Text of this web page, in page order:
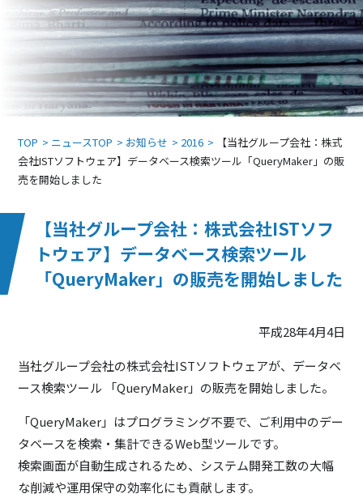
TOP ニュースTOP お知らせ 2016
【当社グループ会社：株式
会社ISTソフトウェア】データベース検索ツール「QueryMaker」の販
売を開始しました
【当社グループ会社：株式会社ISTソフ
トウェア】データベース検索ツール
「QueryMaker」の販売を開始しました
平成28年4月4日
当社グループ会社の株式会社ISTソフトウェアが、データベ
ース検索ツール 「QueryMaker」の販売を開始しました。
「QueryMaker」はプログラミング不要で、ご利用中のデー
タベースを検索・集計できるWeb型ツールです。
検索画面が自動生成されるため、システム開発工数の大幅
な削減や運用保守の効率化にも貢献します。